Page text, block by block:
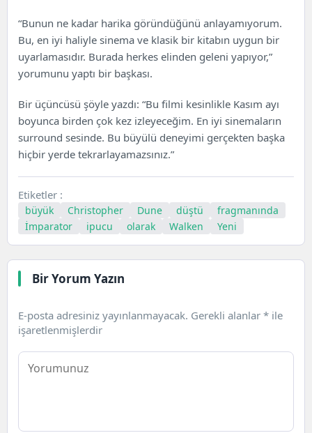
“Bunun ne kadar harika göründüğünü anlayamıyorum.
Bu, en iyi haliyle sinema ve klasik bir kitabın uygun bir
uyarlamasıdır. Burada herkes elinden geleni yapıyor,”
yorumunu yaptı bir başkası.
Bir üçüncüsü şöyle yazdı: “Bu filmi kesinlikle Kasım ayı
boyunca birden çok kez izleyeceğim. En iyi sinemaların
surround sesinde. Bu büyülü deneyimi gerçekten başka
hiçbir yerde tekrarlayamazsınız.”
Etiketler :
büyük Christopher Dune düştü
fragmanında
İmparator
ipucu olarak Walken Yeni
Bir Yorum Yazın
E-posta adresiniz yayınlanmayacak. Gerekli alanlar * ile
işaretlenmişlerdir